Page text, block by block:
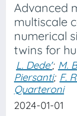
Advanced
multiscale
numerical
twins for
L. Dede'; M.
Piersanti; F.
Quarteroni
2024-01-01